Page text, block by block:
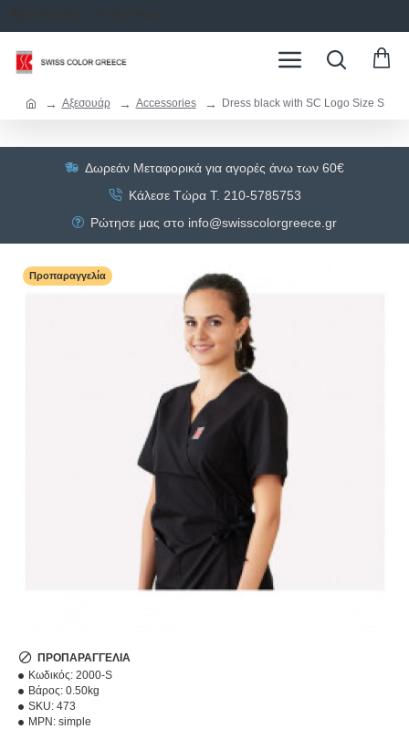
Αξεσουάρ Accessories Dress black with SC Logo Size S
Δωρεάν Μεταφορικά για αγορές άνω των 60€
Κάλεσε Τώρα Τ. 210-5785753
Ρώτησε μας στο info@swisscolorgreece.gr
Προπαραγγελία
ΠΡΟΠΑΡΑΓΓΕΛΊΑ
Κωδικός: 2000-S
Βάρος: 0.50kg
SKU: 473
MPN: simple